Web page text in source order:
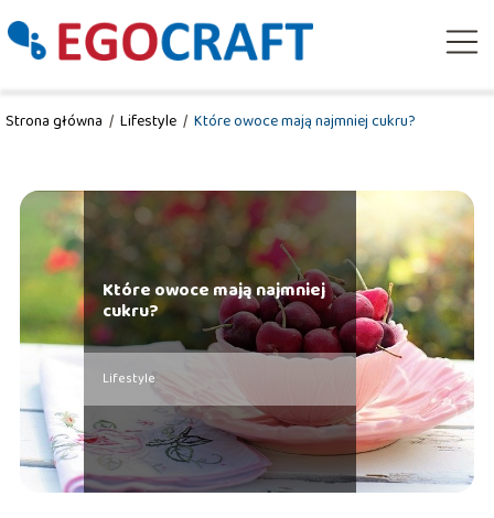
Strona główna / Lifestyle / Które owoce mają najmniej cukru?
Które owoce mają najmniej
cukru?
Lifestyle